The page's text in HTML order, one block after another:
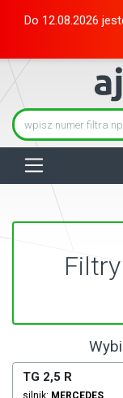
Do 12.08.2026
TG 2,5 R
silnik: MERCEDES